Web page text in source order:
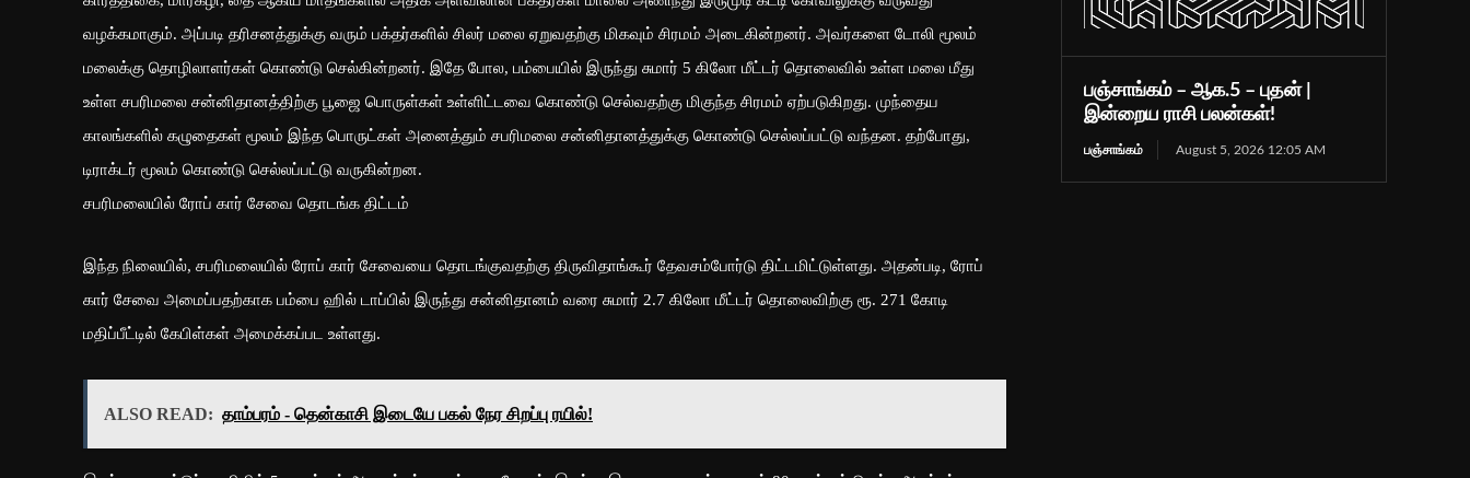
வழக்கமாகும். அப்படி தரிசனத்துக்கு வரும் பக்தர்களில் சிலர் மலை ஏறுவதற்கு மிகவும் சிரமம் அடைகின்றனர். அவர்களை டோலி மூலம்
மலைக்கு தொழிலாளர்கள் கொண்டு செல்கின்றனர். இதே போல, பம்பையில் இருந்து சுமார் 5 கிலோ மீட்டர் தொலைவில் உள்ள மலை மீது
உள்ள சபரிமலை சன்னிதானத்திற்கு பூஜை பொருள்கள் உள்ளிட்டவை கொண்டு செல்வதற்கு மிகுந்த சிரமம் ஏற்படுகிறது. முந்தைய
காலங்களில் கழுதைகள் மூலம் இந்த பொருட்கள் அனைத்தும் சபரிமலை சன்னிதானத்துக்கு கொண்டு செல்லப்பட்டு வந்தன. தற்போது,
டிராக்டர் மூலம் கொண்டு செல்லப்பட்டு வருகின்றன.
சபரிமலையில் ரோப் கார் சேவை தொடங்க திட்டம்
இந்த நிலையில், சபரிமலையில் ரோப் கார் சேவையை தொடங்குவதற்கு திருவிதாங்கூர் தேவசம்போர்டு திட்டமிட்டுள்ளது. அதன்படி, ரோப்
கார் சேவை அமைப்பதற்காக பம்பை ஹில் டாப்பில் இருந்து சன்னிதானம் வரை சுமார் 2.7 கிலோ மீட்டர் தொலைவிற்கு ரூ. 271 கோடி
மதிப்பீட்டில் கேபிள்கள் அமைக்கப்பட உள்ளது.
ALSO READ: தாம்பரம் - தென்காசி இடையே பகல் நேர சிறப்பு ரயில்!
பஞ்சாங்கம் – ஆக.5 – புதன் |
இன்றைய ராசி பலன்கள்!
பஞ்சாங்கம் August 5, 2026 12:05 AM